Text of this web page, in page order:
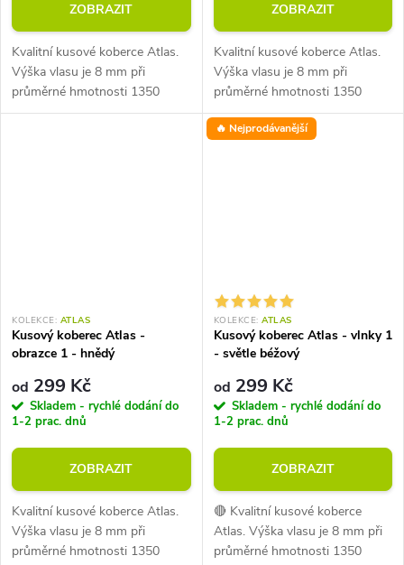
ZOBRAZIT
Kvalitní kusové koberce Atlas.
Výška vlasu je 8 mm při
průměrné hmotnosti 1350
g/m2. Vhodné do místností s
ZOBRAZIT
Kvalitní kusové koberce Atlas.
Výška vlasu je 8 mm při
průměrné hmotnosti 1350
g/m2. Vhodné do místností s
podlahovým vytápěním.
KOLEKCE: ATLAS
Kusový koberec Atlas -
obrazce 1 - hnědý
od 299 Kč
Skladem - rychlé dodání do
1-2 prac. dnů
ZOBRAZIT
Kvalitní kusové koberce Atlas.
Výška vlasu je 8 mm při
průměrné hmotnosti 1350
🔥 Nejprodávanější
KOLEKCE: ATLAS
Kusový koberec Atlas - vlnky 1
- světle béžový
od 299 Kč
Skladem - rychlé dodání do
1-2 prac. dnů
ZOBRAZIT
🔴 Kvalitní kusové koberce
Atlas. Výška vlasu je 8 mm při
průměrné hmotnosti 1350